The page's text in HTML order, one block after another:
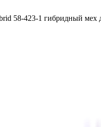
58-423-1 гибридный